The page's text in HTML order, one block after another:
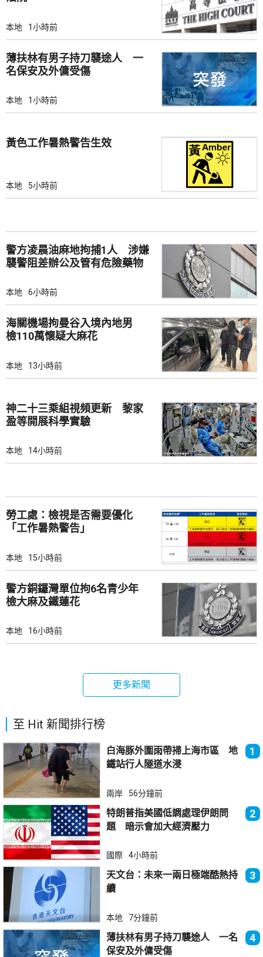
本地 1小時前
薄扶林有男子持刀襲途人 一
名保安及外傭受傷
本地 1小時前
黃色工作暑熱警告生效
本地 5小時前
警方凌晨油麻地拘捕1人 涉嫌
襲警阻差辦公及管有危險藥物
本地 6小時前
海關機場拘曼谷入境內地男
檢110萬懷疑大麻花
本地 13小時前
神二十三乘組視頻更新 黎家
盈等開展科學實驗
本地 14小時前
勞工處：檢視是否需要優化
「工作暑熱警告」
本地 15小時前
警方銅鑼灣單位拘6名青少年
檢大麻及鐵蓮花
本地 16小時前
更多新聞
至 Hit 新聞排行榜
白海豚外圍雨帶掃上海市區 地
鐵站行人隧道水浸
1
兩岸 56分鐘前
特朗普指美國低調處理伊朗問
題 暗示會加大經濟壓力
2
國際 4小時前
天文台：未來一兩日極端酷熱持
續
3
本地 7分鐘前
薄扶林有男子持刀襲途人 一名
保安及外傭受傷
4